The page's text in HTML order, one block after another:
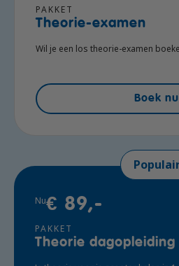
PAKKET
Theorie-examen
Wil je een los theorie-examen
Boek nu
Nu€ 89,-
PAKKET
Theorie dagopleiding